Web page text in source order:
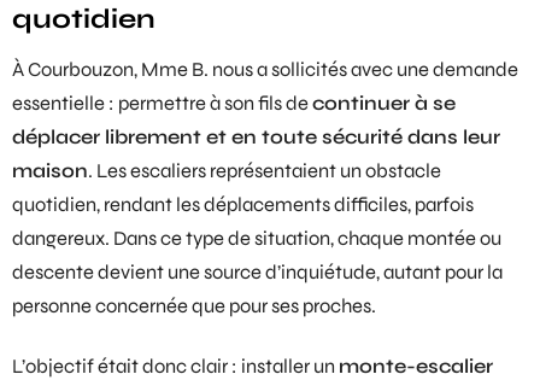
quotidien
À Courbouzon, Mme B. nous a sollicités avec une demande
essentielle : permettre à son fils decontinuer à se
déplacer librement et en toute sécurité dans leur
maison. Les escaliers représentaient un obstacle
quotidien, rendant les déplacements difficiles, parfois
dangereux. Dans ce type de situation, chaque montée ou
descente devient une source d’inquiétude, autant pour la
personne concernée que pour ses proches.
L’objectif était donc clair : installer un monte-escalier